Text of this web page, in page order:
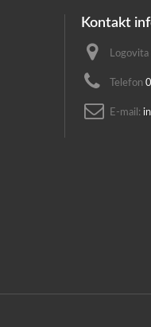
Kontakt
Telefon
E-mail: